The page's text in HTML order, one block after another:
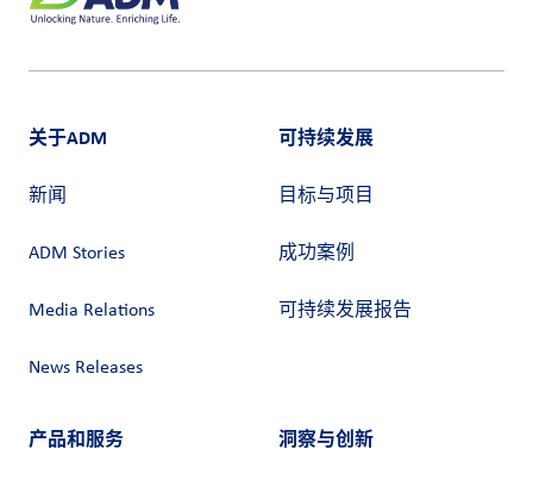
关于ADM
新闻
ADM Stories
Media Relations
News Releases
可持续发展
目标与项目
成功案例
可持续发展报告
产品和服务 洞察与创新